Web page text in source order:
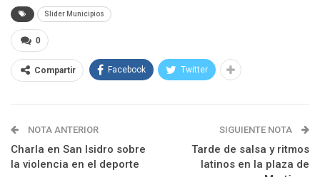
Slider Municipios
0
Compartir Facebook Twitter
NOTA ANTERIOR
Charla en San Isidro sobre
la violencia en el deporte
SIGUIENTE NOTA
Tarde de salsa y ritmos
latinos en la plaza de